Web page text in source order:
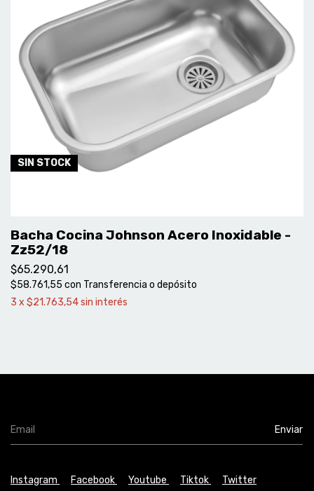
SIN STOCK
Bacha Cocina Johnson Acero Inoxidable -
Zz52/18
$65.290,61
$58.761,55 con Transferencia o depósito
3 x $21.763,54sin interés
Instagram Facebook Youtube Tiktok Twitter